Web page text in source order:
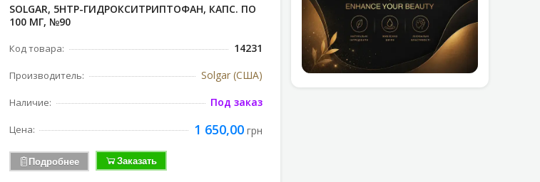
SOLGAR, 5HTP-ГИДРОКСИТРИПТОФАН, КАПС. ПО
100 МГ, №90
Код товара: 14231
Производитель: Solgar (США)
Наличие: Под заказ
Цена: 1 650,00грн
Подробнее Заказать